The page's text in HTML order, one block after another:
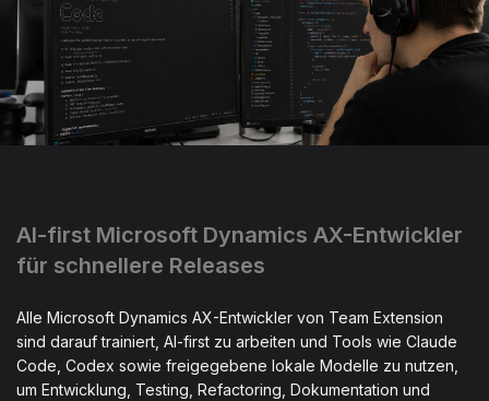
AI-first Microsoft Dynamics AX-Entwickler
für schnellere Releases
Alle Microsoft Dynamics AX-Entwickler von Team Extension
sind darauf trainiert, AI-first zu arbeiten und Tools wie Claude
Code, Codex sowie freigegebene lokale Modelle zu nutzen,
um Entwicklung, Testing, Refactoring, Dokumentation und